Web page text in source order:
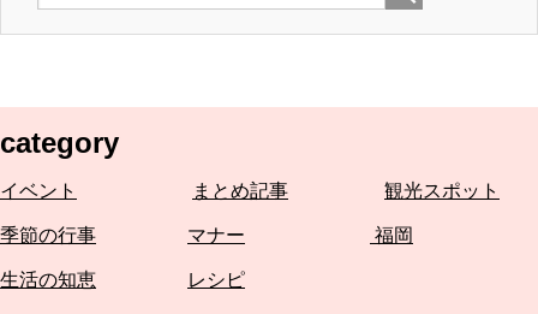
category
イベント まとめ記事 観光スポット
季節の行事 マナー 福岡
生活の知恵 レシピ